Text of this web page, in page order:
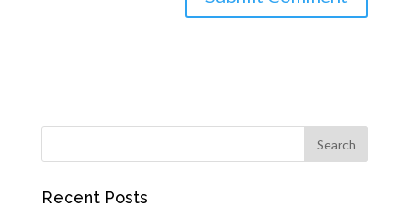
Recent Posts